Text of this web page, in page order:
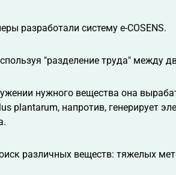
разработали систему e-COSENS.
"разделение труда" между
нужного вещества она
plantarum, напротив, генерирует
различных веществ: тяжелых